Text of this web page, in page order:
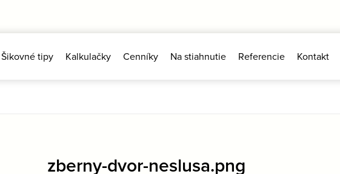
Šikovné tipy Kalkulačky Cenníky Na stiahnutie Referencie Kontakt
zberny-dvor-neslusa.png